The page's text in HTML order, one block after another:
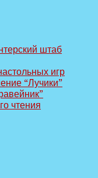
штаб
игр
“Лучики”
чтения